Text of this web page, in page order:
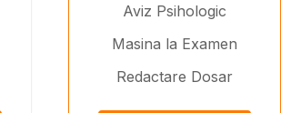
Aviz Psihologic
Masina la Examen
Redactare Dosar